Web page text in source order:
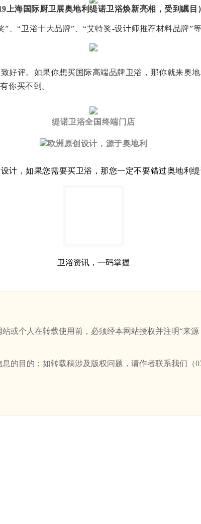
上海国际厨卫展奥地利缇诺卫浴焕新亮相，受到瞩目
、“卫浴十大品牌”、“艾特奖-设计师推荐材料品牌”
好评。如果你想买国际高端品牌卫浴，那你就来奥
你买不到。
缇诺卫浴全国终端门店
欧洲原创设计，源于奥地利
计，如果您需要买卫浴，那您一定不要错过奥地利
卫浴资讯，一码掌握
或个人在转载使用前，必须经本网站授权并注明“来
的目的；如转载稿涉及版权问题，请作者联系我们（